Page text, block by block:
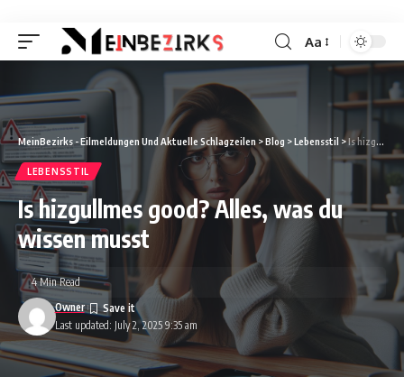
Font
Resizer
Aa
MeinBezirks - Eilmeldungen Und Aktuelle Schlagzeilen >Blog >Lebensstil >Is hizgullmes good? Alles, was du wissen musst
LEBENSSTIL
Is hizgullmes good? Alles, was du
wissen musst
Last updated: July 2, 2025 9:35 am
Owner
4 Min Read